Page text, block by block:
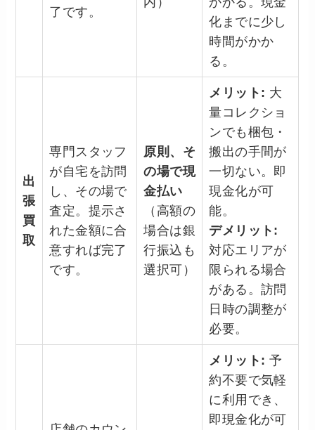
了です。
化までに少し
時間がかか
る。
出
張
買
取
専門スタッフ
が自宅を訪問
し、その場で
査定。提示さ
れた金額に合
意すれば完了
です。
原則、そ
の場で現
金払い
（高額の
場合は銀
行振込も
選択可）
メリット: 大
量コレクショ
ンでも梱包・
搬出の手間が
一切ない。即
現金化が可
能。
デメリット:
対応エリアが
限られる場合
がある。訪問
日時の調整が
必要。
メリット: 予
約不要で気軽
に利用でき、
即現金化が可